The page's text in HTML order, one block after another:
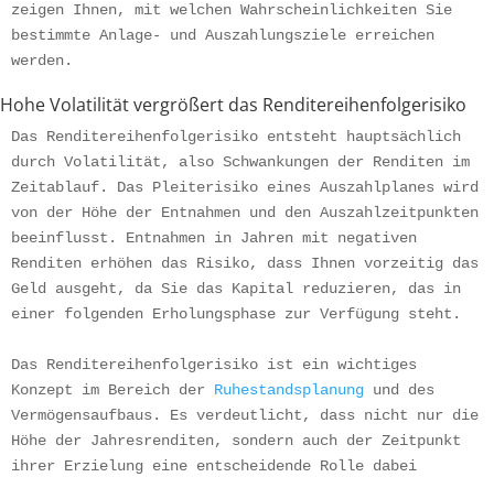
zeigen Ihnen, mit welchen Wahrscheinlichkeiten Sie
bestimmte Anlage- und Auszahlungsziele erreichen
werden.
Hohe Volatilität vergrößert das Renditereihenfolgerisiko
Das Renditereihenfolgerisiko entsteht hauptsächlich
durch Volatilität, also Schwankungen der Renditen im
Zeitablauf. Das Pleiterisiko eines Auszahlplanes wird
von der Höhe der Entnahmen und den Auszahlzeitpunkten
beeinflusst. Entnahmen in Jahren mit negativen
Renditen erhöhen das Risiko, dass Ihnen vorzeitig das
Geld ausgeht, da Sie das Kapital reduzieren, das in
einer folgenden Erholungsphase zur Verfügung steht.
Das Renditereihenfolgerisiko ist ein wichtiges
Konzept im Bereich der Ruhestandsplanung und des
Vermögensaufbaus. Es verdeutlicht, dass nicht nur die
Höhe der Jahresrenditen, sondern auch der Zeitpunkt
ihrer Erzielung eine entscheidende Rolle dabei